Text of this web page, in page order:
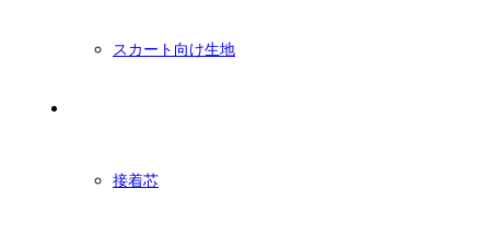
スカート向け生地
接着芯